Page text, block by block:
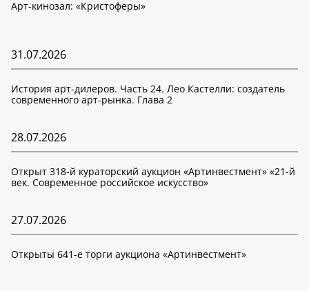
Арт-кинозал: «Кристоферы»
31.07.2026
История арт-дилеров. Часть 24. Лео Кастелли: создатель
современного арт-рынка. Глава 2
28.07.2026
Открыт 318-й кураторский аукцион «Артинвестмент» «21-й
век. Современное российское искусство»
27.07.2026
Открыты 641-е торги аукциона «Артинвестмент»